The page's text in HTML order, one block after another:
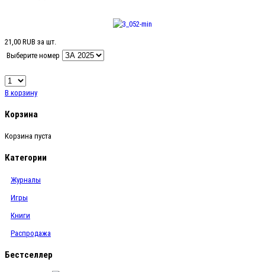
21,00 RUB за шт.
Выберите номер
В корзину
Корзина
Корзина пуста
Категории
Журналы
Игры
Книги
Распродажа
Бестселлер